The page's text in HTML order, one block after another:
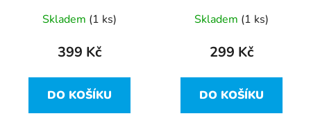
DC28000C8S0 z Dell
Inspiron 15R-5521
Skladem (1 ks)
399 Kč
DO KOŠÍKU
Inspiron 15R-5521
Skladem (1 ks)
299 Kč
DO KOŠÍKU